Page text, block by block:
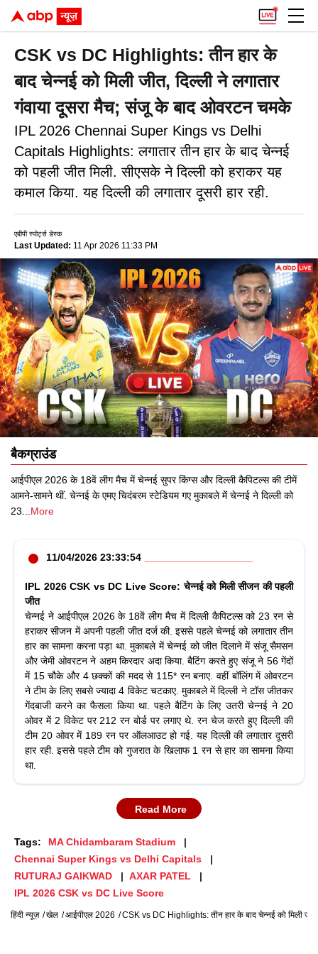
CSK vs DC Highlights: तीन हार के
बाद चेन्नई को मिली जीत, दिल्ली ने लगातार
गंवाया दूसरा मैच; संजू के बाद ओवरटन चमके
IPL 2026 Chennai Super Kings vs Delhi
Capitals Highlights: लगातार तीन हार के बाद चेन्नई
को पहली जीत मिली. सीएसके ने दिल्ली को हराकर यह
कमाल किया. यह दिल्ली की लगातार दूसरी हार रही.
एबीपी स्पोर्ट्स डेस्क
Last Updated: 11 Apr 2026 11:33 PM
बैकग्राउंड
आईपीएल 2026 के 18वें लीग मैच में चेन्नई सुपर किंग्स और दिल्ली कैपिटल्स की टीमें
आमने-सामने थीं. चेन्नई के एमए चिदंबरम स्टेडियम गए मुकाबले में चेन्नई ने दिल्ली को
23
More
11/04/2026 23:33:54
IPL 2026 CSK vs DC Live Score: चेन्नई को मिली सीजन की पहली
जीत
चेन्नई ने आईपीएल 2026 के 18वें लीग मैच में दिल्ली कैपिटल्स को 23 रन से
हराकर सीजन में अपनी पहली जीत दर्ज की. इससे पहले चेन्नई को लगातार तीन
हार का सामना करना पड़ा था. मुकाबले में चेन्नई को जीत दिलाने में संजू सैमसन
और जेमी ओवरटन ने अहम किरदार अदा किया. बैटिंग करते हुए संजू ने 56 गेंदों
में 15 चौके और 4 छक्कों की मदद से 115* रन बनाए. वहीं बॉलिंग में ओवरटन
ने टीम के लिए सबसे ज्यादा 4 विकेट चटकाए. मुकाबले में दिल्ली ने टॉस जीतकर
गेंदबाजी करने का फैसला किया था. पहले बैटिंग के लिए उतरी चेन्नई ने 20
ओवर में 2 विकेट पर 212 रन बोर्ड पर लगाए थे. रन चेज करते हुए दिल्ली की
टीम 20 ओवर में 189 रन पर ऑलआउट हो गई. यह दिल्ली की लगातार दूसरी
हार रही. इससे पहले टीम को गुजरात के खिलाफ 1 रन से हार का सामना किया
था.
Read More
Tags:
MA Chidambaram Stadium
Chennai Super Kings vs Delhi Capitals
RUTURAJ GAIKWAD
AXAR PATEL
IPL 2026 CSK vs DC Live Score
हिंदी न्यूज़ खेल आईपीएल 2026 CSK vs DC Highlights: तीन हार के बाद चेन्नई को मिली